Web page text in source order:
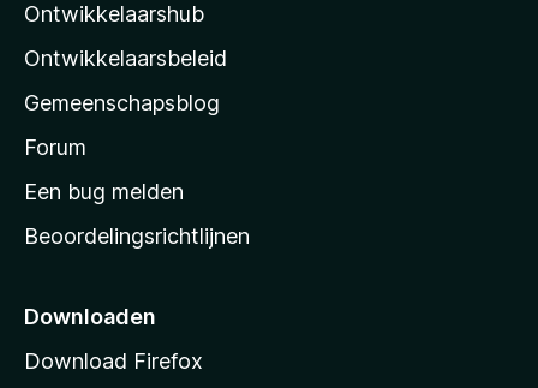
l
a
s
s
t
r
p
g
Ontwikkelaarshub
Ontwikkelaarsbeleid
Gemeenschapsblog
Forum
Een bug melden
Beoordelingsrichtlijnen
Downloaden
Download Firefox